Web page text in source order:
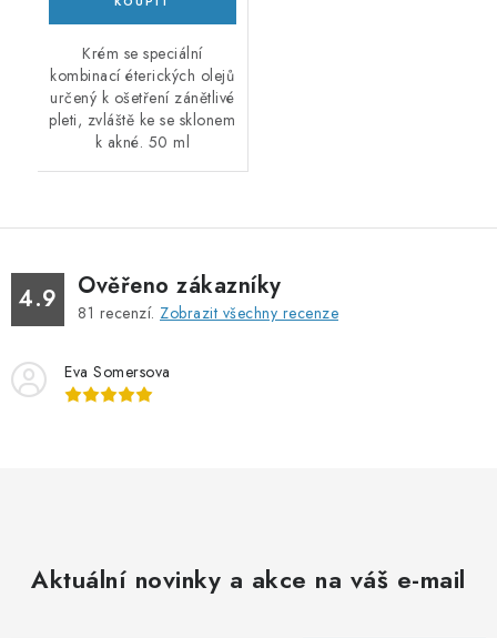
Krém se speciální
kombinací éterických olejů
určený k ošetření zánětlivé
pleti, zvláště ke se sklonem
k akné. 50 ml
4.9 Ověřeno zákazníky
81 recenzí. Zobrazit všechny recenze
Eva Somersova
Aktuální novinky a akce na váš e-mail